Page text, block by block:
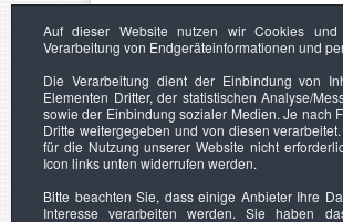
Auf dieser Website nutzen wir Cookies und
Verarbeitung von Endgeräteinformationen und
Die Verarbeitung dient der Einbindung von
Elementen Dritter, der statistischen Analyse/
sowie der Einbindung sozialer Medien. Je nach
Dritte weitergegeben und von diesen
für die Nutzung unserer Website nicht
Icon links unten widerrufen werden.
Bitte beachten Sie, dass einige Anbieter Ihre
Interesse verarbeiten werden. Sie haben